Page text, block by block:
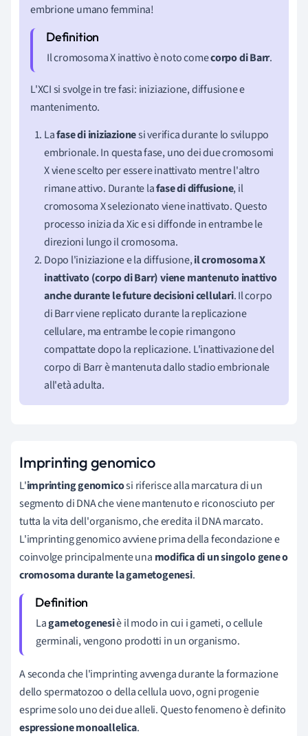
embrione umano femmina!
Il cromosoma X inattivo è noto comecorpo di Barr.
L'XCI si svolge in tre fasi: iniziazione, diffusione e
mantenimento.
Lafase di iniziazionesi verifica durante lo sviluppo
embrionale. In questa fase, uno dei due cromosomi
X viene scelto per essere inattivato mentre l'altro
rimane attivo. Durante lafase di diffusione, il
cromosoma X selezionato viene inattivato. Questo
processo inizia da Xic e si diffonde in entrambe le
direzioni lungo il cromosoma.
Dopo l'iniziazione e la diffusione,il cromosoma X
inattivato (corpo di Barr) viene mantenuto inattivo
anche durante le future decisioni cellulari. Il corpo
di Barr viene replicato durante la replicazione
cellulare, ma entrambe le copie rimangono
compattate dopo la replicazione. L'inattivazione del
corpo di Barr è mantenuta dallo stadio embrionale
all'età adulta.
Imprinting genomico
L'imprinting genomicosi riferisce alla marcatura di un
segmento di DNA che viene mantenuto e riconosciuto per
tutta la vita dell'organismo, che eredita il DNA marcato.
L'imprinting genomico avviene prima della fecondazione e
coinvolge principalmente una modifica di un singolo gene o
cromosoma durante la gametogenesi.
Lagametogenesiè il modo in cui i gameti, o cellule
germinali, vengono prodotti in un organismo.
A seconda che l'imprinting avvenga durante la formazione
dello spermatozoo o della cellula uovo, ogni progenie
esprime solo uno dei due alleli. Questo fenomeno è definito
espressione monoallelica.